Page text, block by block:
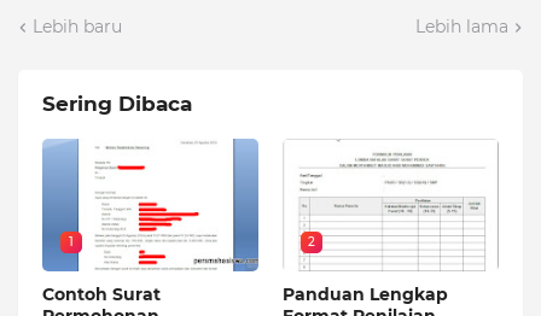
Lebih baru Lebih lama
Sering Dibaca
1
Contoh Surat
2
Panduan Lengkap